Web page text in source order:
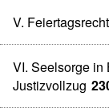
V. Feiertagsrecht
VI. Seelsorge in
Justizvollzug